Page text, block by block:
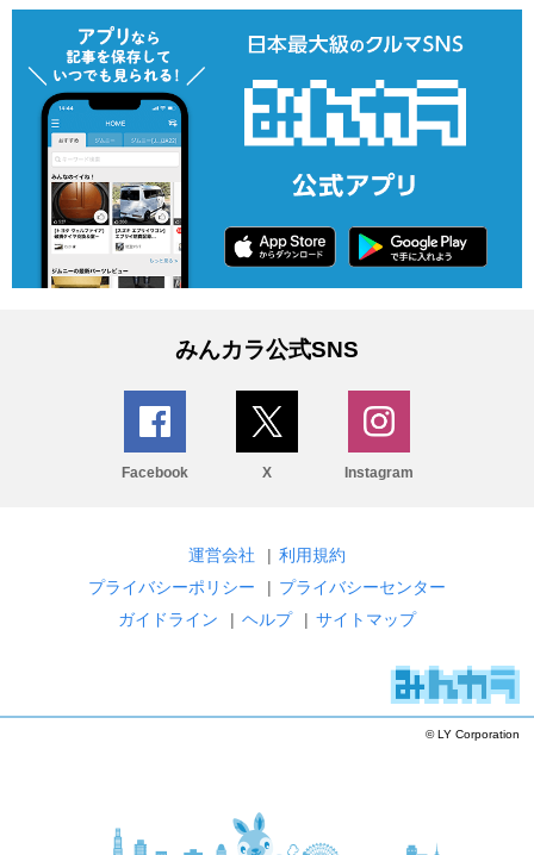
みんカラ公式SNS
Facebook X Instagram
運営会社 | 利用規約
プライバシーポリシー
| プライバシーセンター
ガイドライン
| ヘルプ | サイトマップ
© LY Corporation